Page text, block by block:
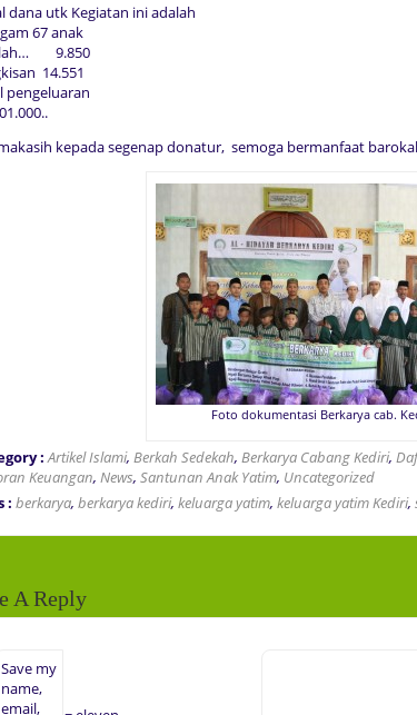
dana utk Kegiatan ini adalah
67 anak
9.850
14.551
pengeluaran
kepada segenap donatur, semoga bermanfaat
Foto dokumentasi Berkarya cab.
: Artikel Islami, Berkah Sedekah, Berkarya Cabang Kediri,
Keuangan, News, Santunan Anak Yatim, Uncategorized
: berkarya, berkarya kediri, keluarga yatim, keluarga yatim Kediri,
A Reply
Save my
name,
email,